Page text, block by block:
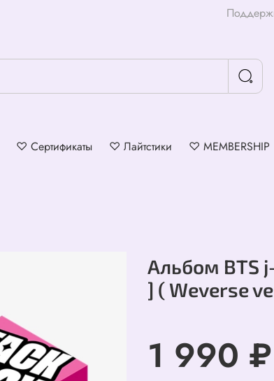
♡ Сертификаты ♡ Лайтстики ♡ MEMBERSHIP
Альбом BTS
] ( Weverse
1 990 ₽